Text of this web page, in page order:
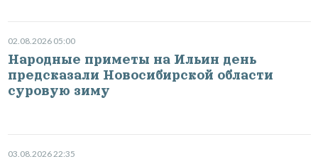
02.08.2026 05:00
Народные приметы на Ильин день
предсказали Новосибирской области
суровую зиму
03.08.2026 22:35